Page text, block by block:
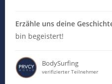
Erzähle uns deine
bin begeistert!
BodySurfing
verifizierter Teilnehmer